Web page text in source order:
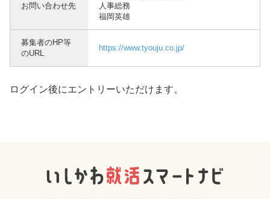
お問い合わせ先
人事総務
福岡英雄
募集者のHP等
のURL
https://www.tyouju.co.jp/
ログイン後にエントリーいただけます。